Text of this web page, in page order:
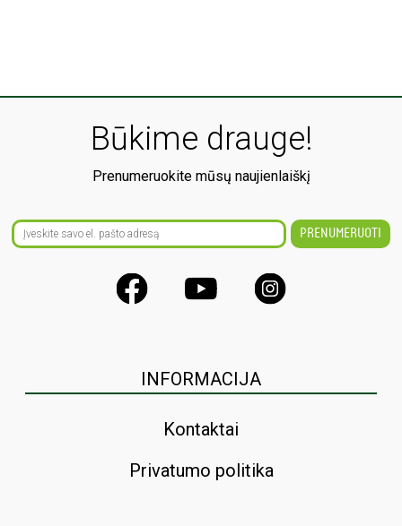
Būkime drauge!
Prenumeruokite mūsų naujienlaiškį
INFORMACIJA
Kontaktai
Privatumo politika